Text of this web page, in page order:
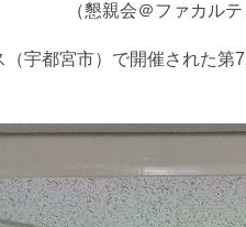
（懇親会＠ファカルテ
宇都宮市）で開催された